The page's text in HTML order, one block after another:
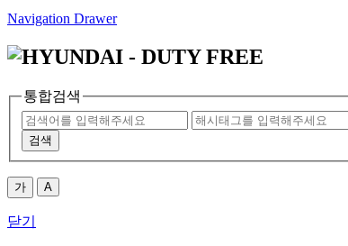
Navigation Drawer
통합검색
검색
가 A
닫기